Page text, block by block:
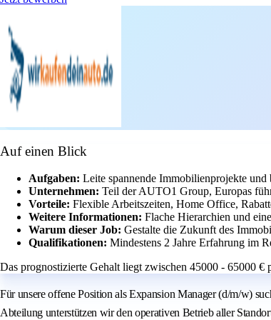
Auf einen Blick
Aufgaben: Leite spannende Immobilienprojekte
Unternehmen: Teil der AUTO1 Group, Europas
Vorteile: Flexible Arbeitszeiten, Home Office,
Weitere Informationen: Flache Hierarchien und
Warum dieser Job: Gestalte die Zukunft des
Qualifikationen: Mindestens 2 Jahre Erfahrung im
Das prognostizierte Gehalt liegt zwischen 45000 - 65000 €
Für unsere offene Position als Expansion Manager (d/m/w)
Abteilung unterstützen wir den operativen Betrieb aller